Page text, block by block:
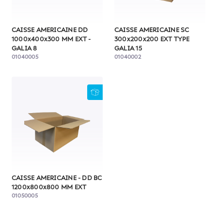
CAISSE AMERICAINE DD
1000x400x300 MM EXT -
GALIA 8
01040005
CAISSE AMERICAINE SC
300x200x200 EXT TYPE
GALIA 15
01040002
CAISSE AMERICAINE - DD BC
1200x800x800 MM EXT
01050005